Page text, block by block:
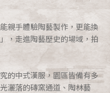
親手體驗陶藝製作，更能換
，走進陶藝歷史的場域，拍
的中式漢服，園區皆備有多
灑落的磚窯通道、陶林藝